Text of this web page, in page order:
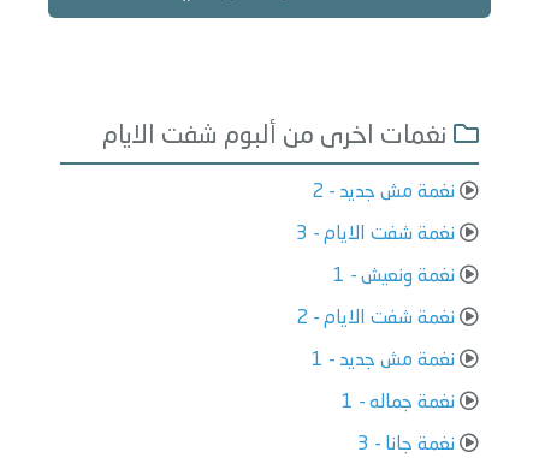
نغمات اخرى من ألبوم شفت الايام
نغمة مش جديد - 2
نغمة شفت الايام - 3
نغمة ونعيش - 1
نغمة شفت الايام - 2
نغمة مش جديد - 1
نغمة جماله - 1
نغمة جانا - 3